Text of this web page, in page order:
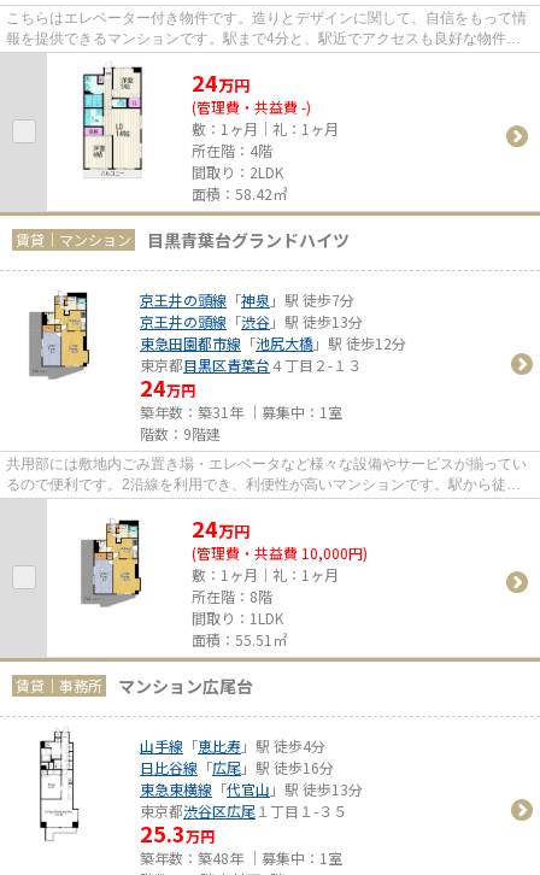
こちらはエレベーター付き物件です。造りとデザインに関して、自信をもって情
報を提供できるマンションです。駅まで4分と、駅近でアクセスも良好な物件で
す。快適でキレイなオフィスな...
24万円
(管理費・共益費 -)
敷：1ヶ月｜礼：1ヶ月
所在階：4階
間取り：2LDK
面積：58.42㎡
賃貸｜マンション 目黒青葉台グランドハイツ
京王井の頭線 「神泉 」駅 徒歩7分
京王井の頭線 「渋谷」駅 徒歩13分
東急田園都市線 「池尻大橋」駅 徒歩12分
東京都目黒区青葉台４丁目２-１３
24万円
築年数：築31年 ｜募集中： 1室
階数：9階建
共用部には敷地内ごみ置き場・エレベータなど様々な設備やサービスが揃ってい
るので便利です。2沿線を利用でき、利便性が高いマンションです。駅から徒歩7
24万円
(管理費・共益費 10,000円)
敷：1ヶ月｜礼：1ヶ月
所在階：8階
間取り：1LDK
面積：55.51㎡
賃貸｜事務所 マンション広尾台
山手線 「恵比寿」駅 徒歩4分
日比谷線 「広尾」駅 徒歩16分
東急東横線 「代官山 」駅 徒歩13分
東京都渋谷区広尾１丁目１-３５
25.3万円
築年数：築48年 ｜募集中： 1室